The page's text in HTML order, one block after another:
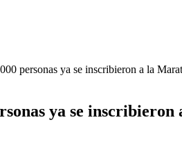
personas ya se inscribieron a la
ya se